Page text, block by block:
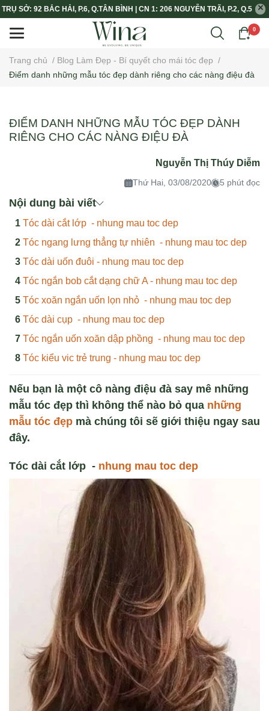
TRỤ SỞ: 92 BẮC HẢI, P.6, Q.TÂN BÌNH | CN 1: 206 NGUYỄN TRÃI, P.2, Q.5
0
Trang chủ / Blog Làm Đẹp - Bí quyết cho mái tóc đẹp /
Điểm danh những mẫu tóc đẹp dành riêng cho các nàng điệu đà
ĐIỂM DANH NHỮNG MẪU TÓC ĐẸP DÀNH
RIÊNG CHO CÁC NÀNG ĐIỆU ĐÀ
Nguyễn Thị Thúy Diễm
Thứ Hai, 03/08/2020 5 phút đọc
Nội dung bài viết
Tóc dài cắt lớp - nhung mau toc dep
Tóc ngang lưng thẳng tự nhiên - nhung mau toc dep
Tóc dài uốn đuôi - nhung mau toc dep
Tóc ngắn bob cắt dạng chữ A - nhung mau toc dep
Tóc xoăn ngắn uốn lọn nhỏ - nhung mau toc dep
Tóc dài cụp - nhung mau toc dep
Tóc ngắn uốn xoăn dập phồng - nhung mau toc dep
Tóc kiểu vic trẻ trung - nhung mau toc dep
Nếu bạn là một cô nàng điệu đà say mê những
mẫu tóc đẹp thì không thể nào bỏ qua những
mẫu tóc đẹp mà chúng tôi sẽ giới thiệu ngay sau
đây.
Tóc dài cắt lớp - nhung mau toc dep